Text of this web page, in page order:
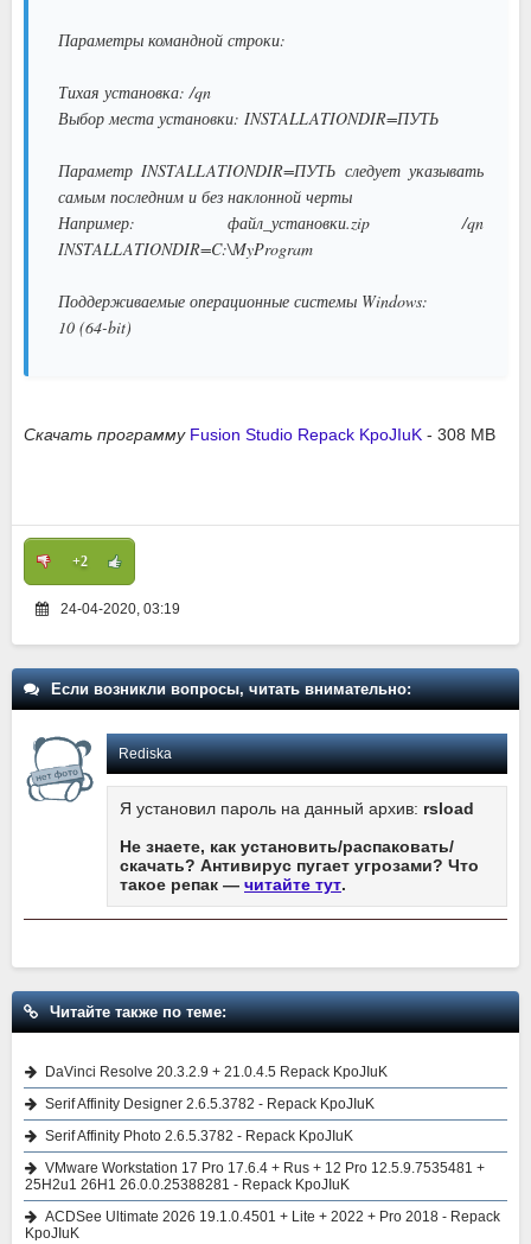
Параметры командной строки:
Тихая установка: /qn
Выбор места установки: INSTALLATIONDIR=ПУТЬ
Параметр INSTALLATIONDIR=ПУТЬ следует указывать
самым последним и без наклонной черты
Например: файл_установки.zip /qn
INSTALLATIONDIR=C:\MyProgram
Поддерживаемые операционные системы Windows:
10 (64-bit)
Скачать программу Fusion Studio Repack KpoJIuK - 308 MB
+2
24-04-2020, 03:19
Если возникли вопросы, читать внимательно:
Rediska
Я установил пароль на данный архив: rsload
Не знаете, как установить/распаковать/
скачать? Антивирус пугает угрозами? Что
такое репак — читайте тут.
Читайте также по теме:
DaVinci Resolve 20.3.2.9 + 21.0.4.5 Repack KpoJIuK
Serif Affinity Designer 2.6.5.3782 - Repack KpoJIuK
Serif Affinity Photo 2.6.5.3782 - Repack KpoJIuK
VMware Workstation 17 Pro 17.6.4 + Rus + 12 Pro 12.5.9.7535481 +
25H2u1 26H1 26.0.0.25388281 - Repack KpoJIuK
ACDSee Ultimate 2026 19.1.0.4501 + Lite + 2022 + Pro 2018 - Repack
KpoJIuK